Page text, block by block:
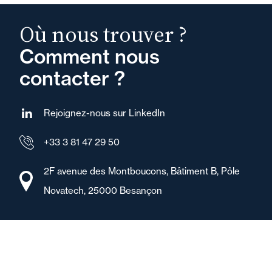
Où nous trouver ?
Comment nous
contacter ?
Rejoignez-nous sur LinkedIn
+33 3 81 47 29 50
2F avenue des Montboucons, Bâtiment B, Pôle
Novatech, 25000 Besançon